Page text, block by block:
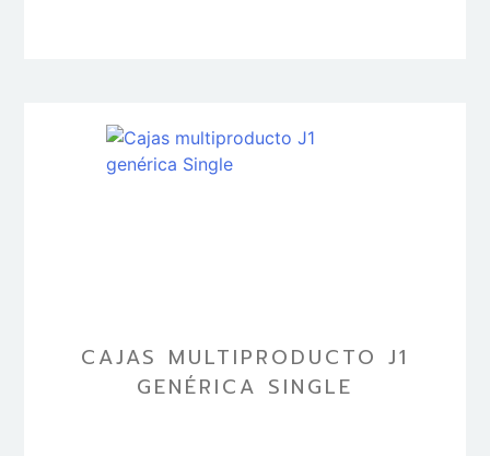
CAJAS MULTIPRODUCTO J1
GENÉRICA SINGLE